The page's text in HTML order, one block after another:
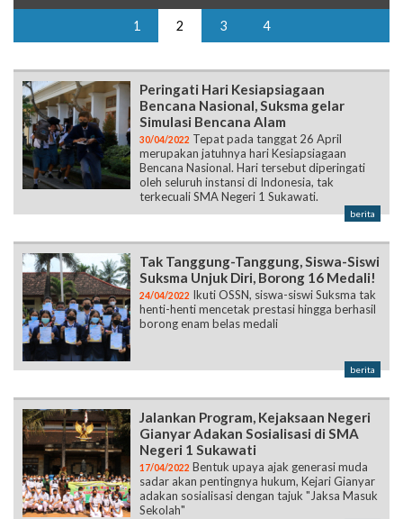
1 2 3 4
Peringati Hari Kesiapsiagaan
Bencana Nasional, Suksma gelar
Simulasi Bencana Alam
30/04/2022 Tepat pada tanggat 26 April
merupakan jatuhnya hari Kesiapsiagaan
Bencana Nasional. Hari tersebut diperingati
oleh seluruh instansi di Indonesia, tak
terkecuali SMA Negeri 1 Sukawati.
berita
Tak Tanggung-Tanggung, Siswa-Siswi
Suksma Unjuk Diri, Borong 16 Medali!
24/04/2022 Ikuti OSSN, siswa-siswi Suksma tak
henti-henti mencetak prestasi hingga berhasil
borong enam belas medali
berita
Jalankan Program, Kejaksaan Negeri
Gianyar Adakan Sosialisasi di SMA
Negeri 1 Sukawati
17/04/2022 Bentuk upaya ajak generasi muda
sadar akan pentingnya hukum, Kejari Gianyar
adakan sosialisasi dengan tajuk "Jaksa Masuk
Sekolah"